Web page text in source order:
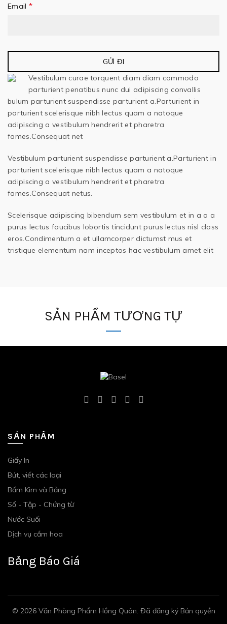
Email *
Vestibulum curae torquent diam diam commodo
parturient penatibus nunc dui adipiscing convallis
bulum parturient suspendisse parturient a.Parturient in
parturient scelerisque nibh lectus quam a natoque
adipiscing a vestibulum hendrerit et pharetra
fames.Consequat net
Vestibulum parturient suspendisse parturient a.Parturient in
parturient scelerisque nibh lectus quam a natoque
adipiscing a vestibulum hendrerit et pharetra
fames.Consequat netus.
Scelerisque adipiscing bibendum sem vestibulum et in a a a
purus lectus faucibus lobortis tincidunt purus lectus nisl class
eros.Condimentum a et ullamcorper dictumst mus et
tristique elementum nam inceptos hac vestibulum amet elit
SẢN PHẨM TƯƠNG TỰ
SẢN PHẨM
Giấy In
Bút, viết các loại
Bấm Kim và Bảng
Sổ - Tập - Chứng từ
Nước Suối
Dịch vụ cắm hoa
Bảng Báo Giá
© 2026 Văn Phòng Phẩm Hồng Quân. Đã đăng ký Bản quyền